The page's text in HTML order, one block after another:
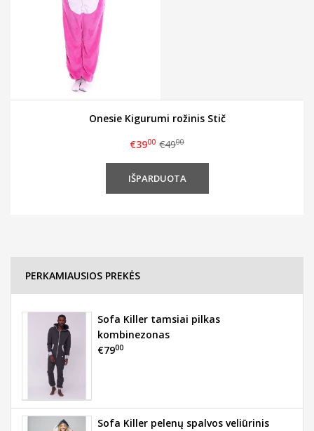
Onesie Kigurumi rožinis Stič
€3900 €4900
PERKAMIAUSIOS PREKĖS
Sofa Killer tamsiai pilkas
kombinezonas
€7900
Sofa Killer pelenų spalvos veliūrinis